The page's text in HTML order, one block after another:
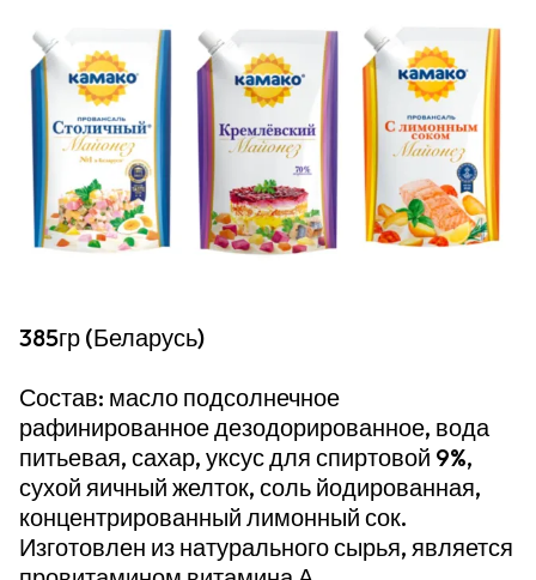
385гр (Беларусь)
Состав: масло подсолнечное
рафинированное дезодорированное, вода
питьевая, сахар, уксус для спиртовой 9%,
сухой яичный желток, соль йодированная,
концентрированный лимонный сок.
Изготовлен из натурального сырья, является